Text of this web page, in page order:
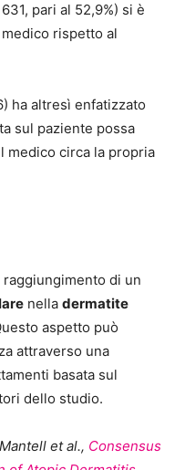
pari al 52,9%) si è
rispetto al
ha altresì enfatizzato
sul paziente possa
medico circa la propria
di un
nella dermatite
aspetto può
attraverso una
basata sul
dello studio.
et al., Consensus